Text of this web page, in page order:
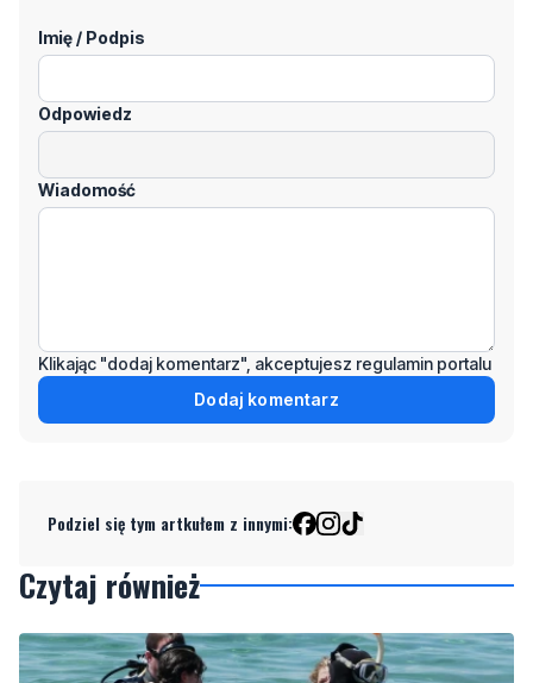
Imię / Podpis
Odpowiedz
Wiadomość
Klikając "dodaj komentarz", akceptujesz regulamin portalu
Dodaj komentarz
Podziel się tym artkułem z innymi:
Czytaj również